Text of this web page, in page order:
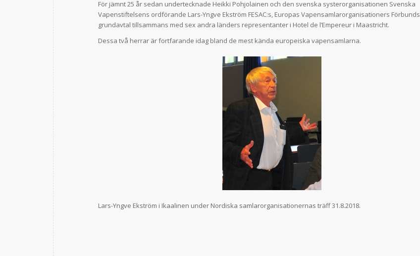
För jämnt 25 år sedan undertecknade Heikki Pohjolainen och den svenska systerorganisationen Svenska
Vapenstiftelsens ordförande Lars-Yngve Ekström FESAC:s, Europas Vapensamlarorganisationers Förbunds
grundavtal tillsammans med sex andra länders representanter i Hotel de l’Empereur i Maastricht.
Dessa två herrar är fortfarande idag bland de mest kända europeiska vapensamlarna.
Lars-Yngve Ekström i Ikaalinen under Nordiska samlarorganisationernas träff 31.8.2018.